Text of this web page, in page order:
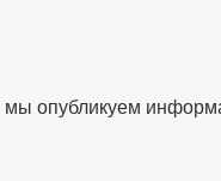
опубликуем